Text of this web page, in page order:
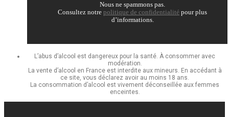
Nous ne spammons pas.
Consultez notre politique de confidentialité pour plus
d’informations.
L’abus d’alcool est dangereux pour la santé. À consommer avec
modération.
La vente d’alcool en France est interdite aux mineurs. En accédant à
ce site, vous déclarez avoir au moins 18 ans.
La consommation d’alcool est vivement déconseillée aux femmes
enceintes.